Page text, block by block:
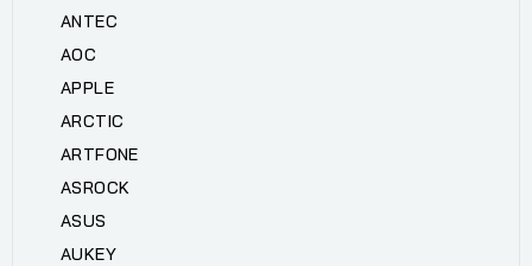
ANTEC
AOC
APPLE
ARCTIC
ARTFONE
ASROCK
ASUS
AUKEY